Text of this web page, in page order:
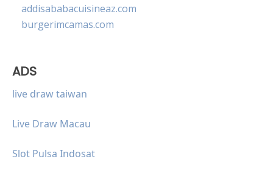
addisababacuisineaz.com
burgerimcamas.com
ADS
live draw taiwan
Live Draw Macau
Slot Pulsa Indosat